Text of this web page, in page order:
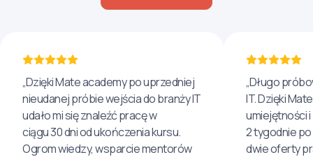
„Dzięki Mate academy po uprzedniej
nieudanej próbie wejścia do branży IT
udało mi się znaleźć pracę w
ciągu 30 dni od ukończenia kursu.
Ogrom wiedzy, wsparcie mentorów
„Długo
IT. Dzięki
umiejętności
2 tygodnie
dwie oferty